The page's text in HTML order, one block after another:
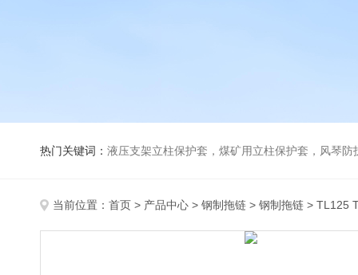
热门关键词： 液压支架立柱保护套，煤矿用立柱保护套，风琴
当前位置： 首页 > 产品中心 > 钢制拖链 > 钢制拖链 > TL125